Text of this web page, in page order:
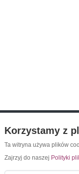
Korzystamy z
Ta witryna używa plików
Zajrzyj do naszej Polityki